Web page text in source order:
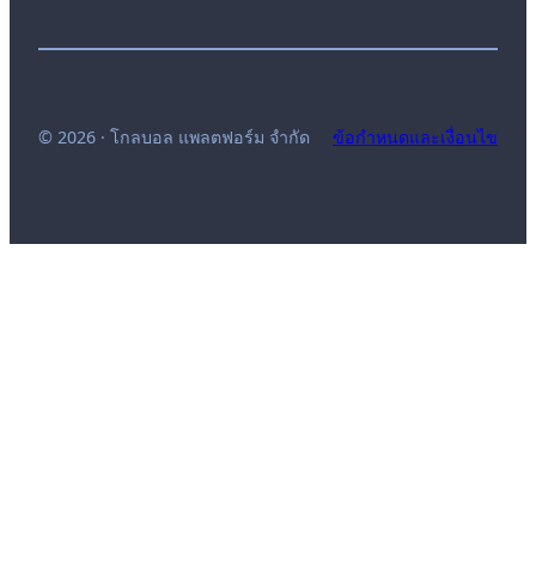
© 2026 · โกลบอล แพลตฟอร์ม จำกัด ข้อกำหนดและเงื่อนไข